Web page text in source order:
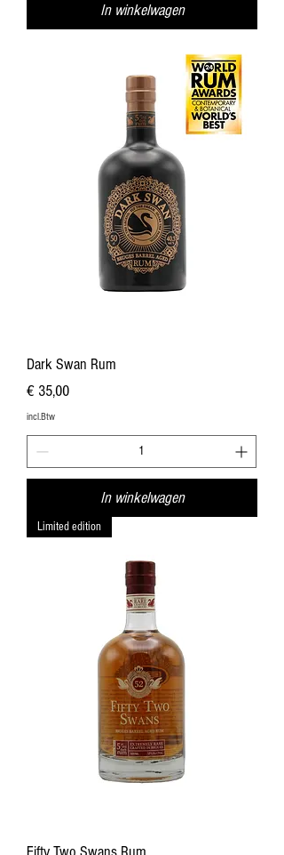
In winkelwagen
Dark Swan Rum
Prijs
€ 35,00
incl.Btw
In winkelwagen
Limited edition